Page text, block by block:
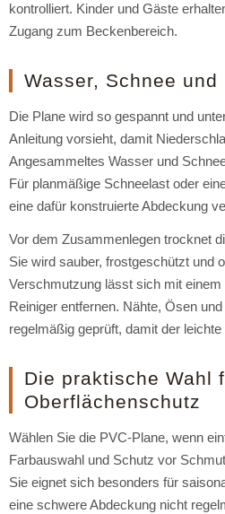
kontrolliert. Kinder und Gäste
Zugang zum Beckenbereich.
Wasser, Schnee und
Die Plane wird so gespannt und
Anleitung vorsieht, damit
Angesammeltes Wasser und
Für planmäßige Schneelast oder
eine dafür konstruierte Abdeckung
Vor dem Zusammenlegen trocknet
Sie wird sauber, frostgeschützt und
Verschmutzung lässt sich mit
Reiniger entfernen. Nähte, Ösen
regelmäßig geprüft, damit der
Die praktische Wahl
Oberflächenschutz
Wählen Sie die PVC-Plane, wenn
Farbauswahl und Schutz vor
Sie eignet sich besonders für
eine schwere Abdeckung nicht